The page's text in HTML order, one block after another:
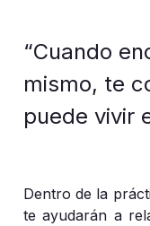
“Cuando
mismo, te
puede vivir
Dentro de la
te ayudarán a